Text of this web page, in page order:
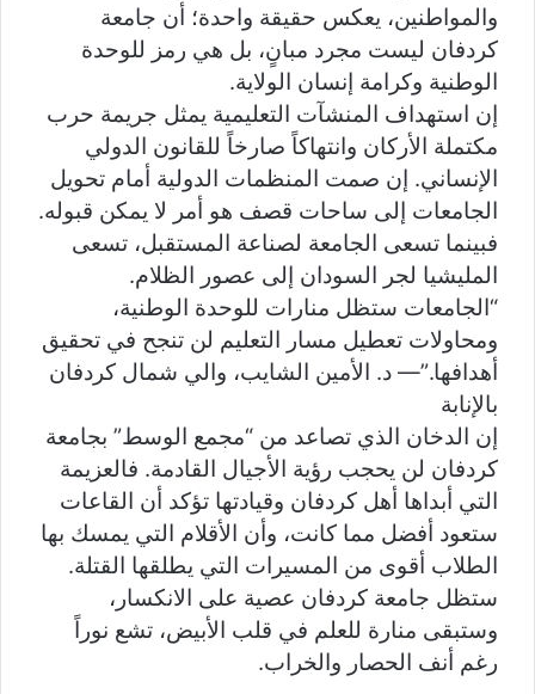
والمواطنين، يعكس حقيقة واحدة؛ أن جامعة
كردفان ليست مجرد مبانٍ، بل هي رمز للوحدة
الوطنية وكرامة إنسان الولاية.
إن استهداف المنشآت التعليمية يمثل جريمة حرب
مكتملة الأركان وانتهاكاً صارخاً للقانون الدولي
الإنساني. إن صمت المنظمات الدولية أمام تحويل
الجامعات إلى ساحات قصف هو أمر لا يمكن قبوله.
فبينما تسعى الجامعة لصناعة المستقبل، تسعى
المليشيا لجر السودان إلى عصور الظلام.
“الجامعات ستظل منارات للوحدة الوطنية،
ومحاولات تعطيل مسار التعليم لن تنجح في تحقيق
أهدافها.”— د. الأمين الشايب، والي شمال كردفان
بالإنابة
إن الدخان الذي تصاعد من “مجمع الوسط” بجامعة
كردفان لن يحجب رؤية الأجيال القادمة. فالعزيمة
التي أبداها أهل كردفان وقيادتها تؤكد أن القاعات
ستعود أفضل مما كانت، وأن الأقلام التي يمسك بها
الطلاب أقوى من المسيرات التي يطلقها القتلة.
ستظل جامعة كردفان عصية على الانكسار،
وستبقى منارة للعلم في قلب الأبيض، تشع نوراً
رغم أنف الحصار والخراب.